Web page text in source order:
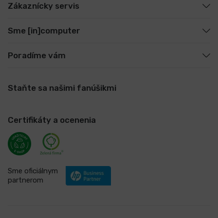
Zákaznícky servis
Sme [in]computer
Poradíme vám
Staňte sa našimi fanúšikmi
Certifikáty a ocenenia
Sme oficiálnym
partnerom